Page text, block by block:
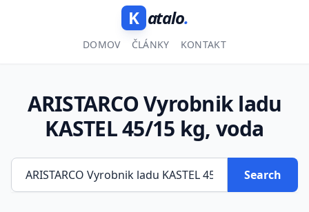
K atalo.
DOMOV ČLÁNKY KONTAKT
ARISTARCO Vyrobnik ladu
KASTEL 45/15 kg, voda
Search